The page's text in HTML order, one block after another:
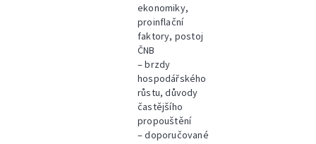
ekonomiky,
proinflační
faktory, postoj
ČNB
– brzdy
hospodářského
růstu, důvody
častějšího
propouštění
– doporučované